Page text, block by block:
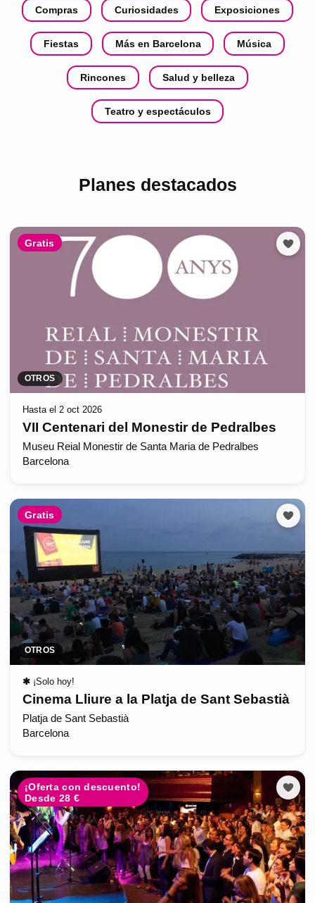
Compras Curiosidades Exposiciones
Fiestas Más en Barcelona Música
Rincones Salud y belleza
Teatro y espectáculos
Planes destacados
Gratis
OTROS
Hasta el 2 oct 2026
VII Centenari del Monestir de Pedralbes
Museu Reial Monestir de Santa Maria de Pedralbes
Barcelona
Gratis
OTROS
✱ ¡Solo hoy!
Cinema Lliure a la Platja de Sant Sebastià
Platja de Sant Sebastià
Barcelona
¡Oferta con descuento!
Desde 28 €